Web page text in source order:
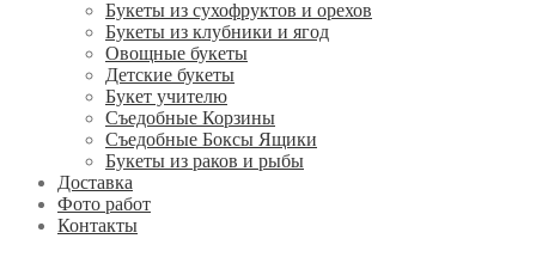
Букеты из сухофруктов и орехов
Букеты из клубники и ягод
Овощные букеты
Детские букеты
Букет учителю
Съедобные Корзины
Съедобные Боксы Ящики
Букеты из раков и рыбы
Доставка
Фото работ
Контакты